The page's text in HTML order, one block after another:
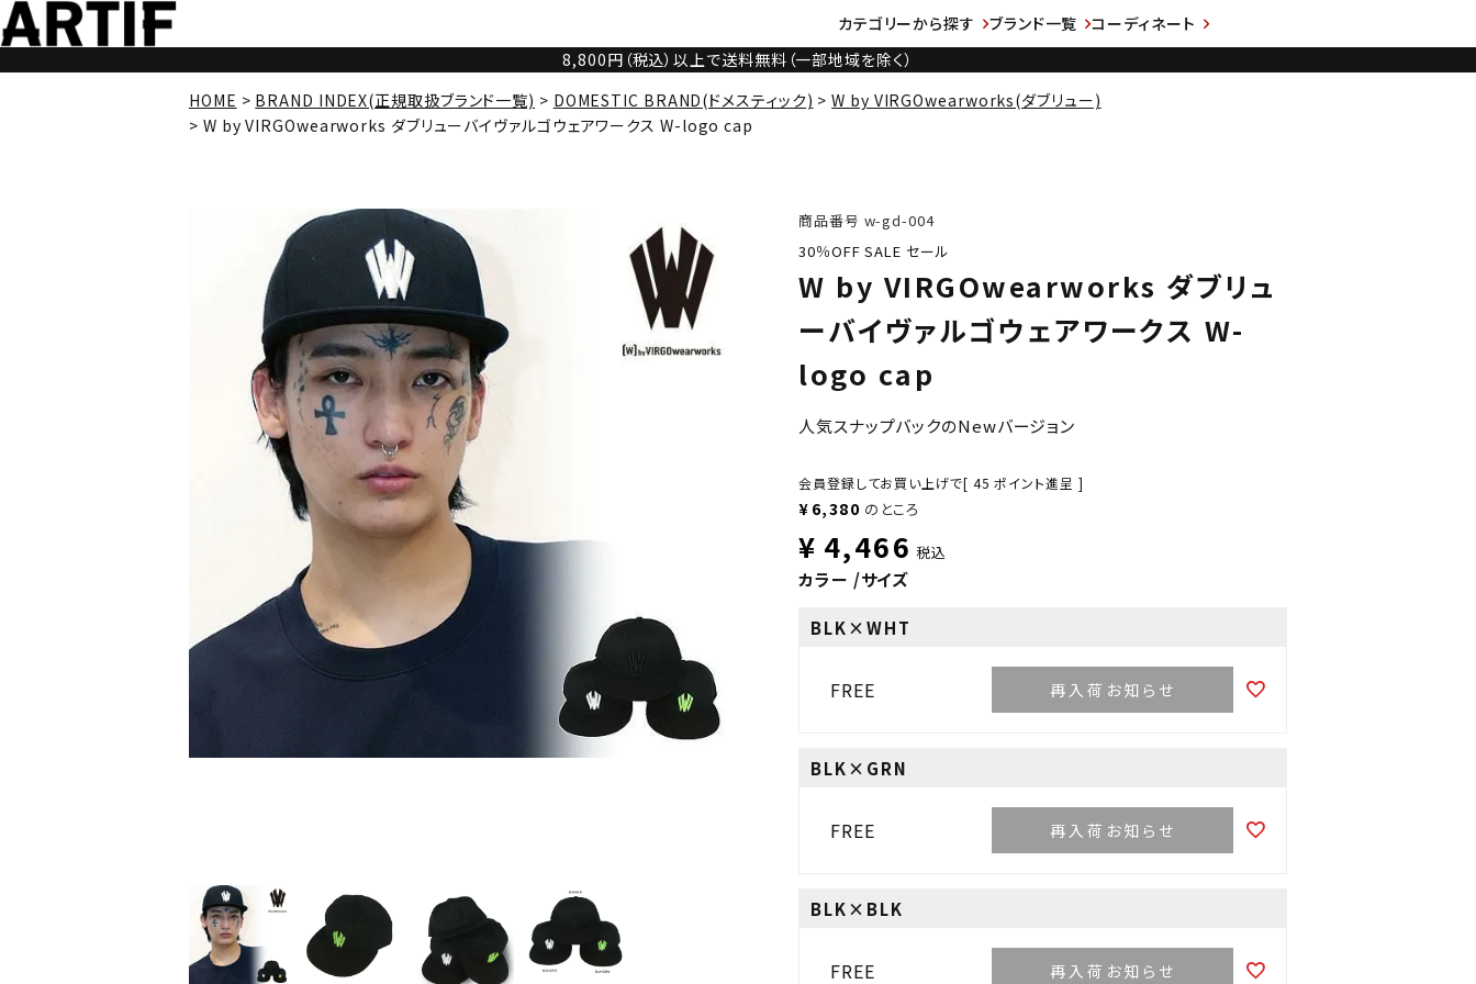
カテゴリーから探す ブランド一覧
コーディネート
8,800円（税込）以上で送料無料（一部地域を除く）
HOME
BRAND INDEX(正規取扱ブランド一覧) DOMESTIC BRAND(ドメスティック)
W by VIRGOwearworks(ダブリュー)
W by VIRGOwearworks ダブリューバイヴァルゴウェアワークス W-logo cap
商品番号 w-gd-004
30％OFF SALE セール
W by VIRGOwearworks ダブリュ
ーバイヴァルゴウェアワークス W-
logo cap
人気スナップバックのNewバージョン
会員登録してお買い上げで[ 45 ポイント進呈 ]
¥ 6,380 のところ
¥ 4,466 税込
カラー サイズ
BLK×WHT
FREE 再入荷お知らせ
BLK×GRN
FREE 再入荷お知らせ
BLK×BLK
FREE 再入荷お知らせ